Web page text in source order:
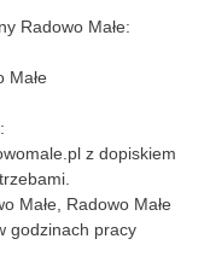
Radowo Małe:
Małe
z dopiskiem
Małe, Radowo Małe
godzinach pracy